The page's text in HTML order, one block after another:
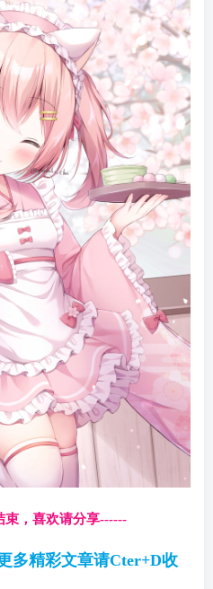
束，喜欢请分享------
多精彩文章请Cter+D收